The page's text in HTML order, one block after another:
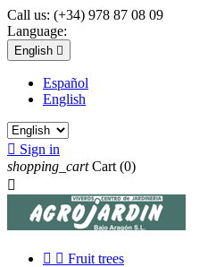
Call us: (+34) 978 87 08 09
Language:
English 
Español
English
 Sign in
shopping_cart Cart (0)

  Fruit trees